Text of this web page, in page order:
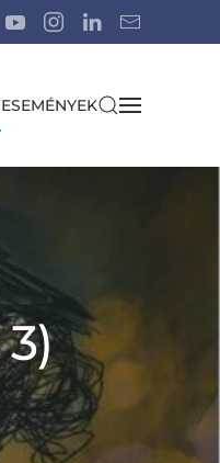
ESEMÉNYEK